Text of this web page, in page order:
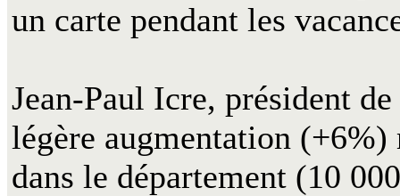
un carte pendant les
Jean-Paul Icre, président
légère augmentation
dans le département (10